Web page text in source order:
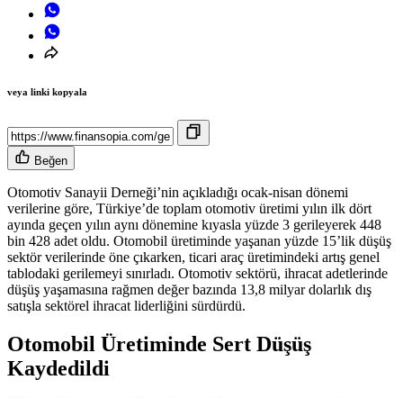
veya linki kopyala
Beğen
Otomotiv Sanayii Derneği’nin açıkladığı ocak-nisan dönemi
verilerine göre, Türkiye’de toplam otomotiv üretimi yılın ilk dört
ayında geçen yılın aynı dönemine kıyasla yüzde 3 gerileyerek 448
bin 428 adet oldu. Otomobil üretiminde yaşanan yüzde 15’lik düşüş
sektör verilerinde öne çıkarken, ticari araç üretimindeki artış genel
tablodaki gerilemeyi sınırladı. Otomotiv sektörü, ihracat adetlerinde
düşüş yaşamasına rağmen değer bazında 13,8 milyar dolarlık dış
satışla sektörel ihracat liderliğini sürdürdü.
Otomobil Üretiminde Sert Düşüş
Kaydedildi